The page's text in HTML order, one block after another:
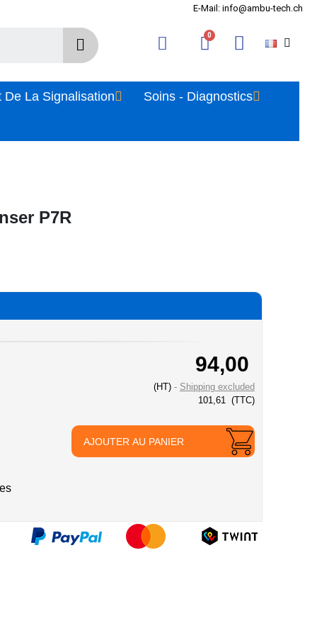
E-Mail: info@ambu-tech.ch
De La Signalisation
Soins - Diagnostics
P7R
94,00
(HT)
Shipping excluded
101,61 (TTC)
AJOUTER AU PANIER